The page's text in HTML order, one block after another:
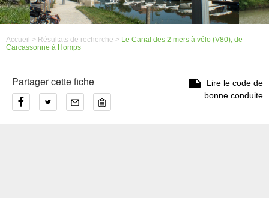
Accueil > Résultats de recherche > Le Canal des 2 mers à vélo (V80), de
Carcassonne à Homps
Partager cette fiche 
Lire le code de
bonne conduite